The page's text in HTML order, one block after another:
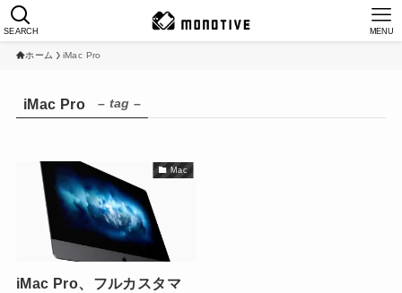
SEARCH MENU
ホーム iMac Pro
iMac Pro – tag –
Mac
iMac Pro、フルカスタマ